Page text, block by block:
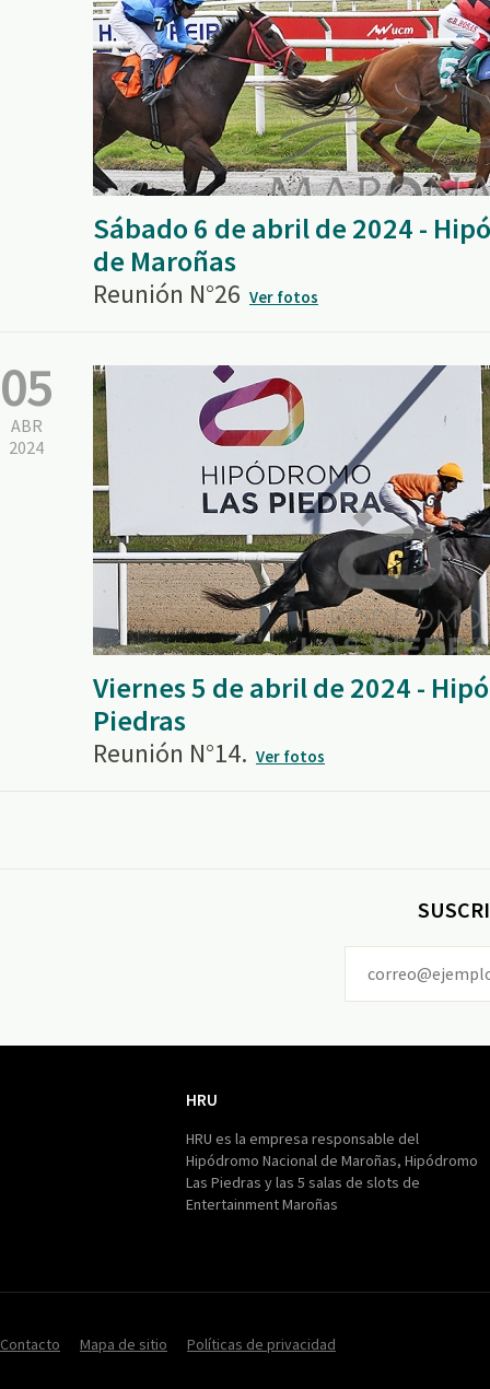
Sábado 6 de abril de 2024 -
de Maroñas
Reunión N°26 Ver fotos
05
ABR
2024
Viernes 5 de abril de 2024 -
Piedras
Reunión N°14. Ver fotos
HRU
HRU es la empresa responsable del
Hipódromo Nacional de Maroñas, Hipódromo
Las Piedras y las 5 salas de slots de
Entertainment Maroñas
Contacto Mapa de sitio Políticas de privacidad